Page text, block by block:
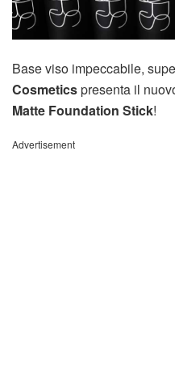
Base viso impeccabile,
Cosmeticspresenta il
Matte Foundation Stick!
Advertisement